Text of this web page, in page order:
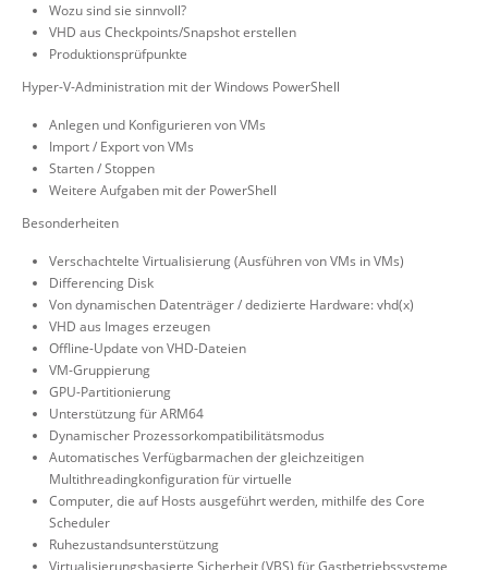
Wozu sind sie sinnvoll?
VHD aus Checkpoints/Snapshot erstellen
Produktionsprüfpunkte
Hyper-V-Administration mit der Windows PowerShell
Anlegen und Konfigurieren von VMs
Import / Export von VMs
Starten / Stoppen
Weitere Aufgaben mit der PowerShell
Besonderheiten
Verschachtelte Virtualisierung (Ausführen von VMs in VMs)
Differencing Disk
Von dynamischen Datenträger / dedizierte Hardware: vhd(x)
VHD aus Images erzeugen
Offline-Update von VHD-Dateien
VM-Gruppierung
GPU-Partitionierung
Unterstützung für ARM64
Dynamischer Prozessorkompatibilitätsmodus
Automatisches Verfügbarmachen der gleichzeitigen
Multithreadingkonfiguration für virtuelle
Computer, die auf Hosts ausgeführt werden, mithilfe des Core
Scheduler
Ruhezustandsunterstützung
Virtualisierungsbasierte Sicherheit (VBS) für Gastbetriebssysteme